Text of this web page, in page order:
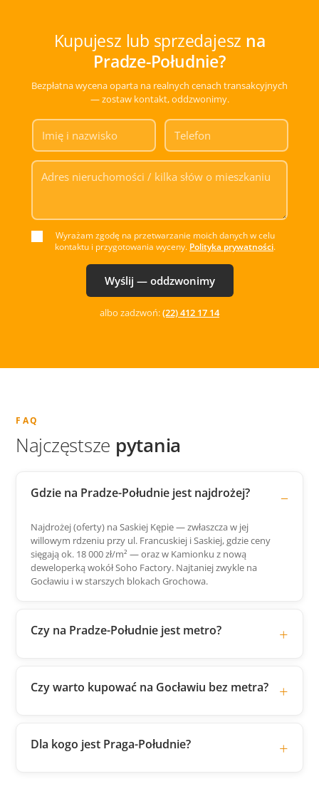
Kupujesz lub sprzedajesz na
Pradze-Południe?
Bezpłatna wycena oparta na realnych cenach transakcyjnych
— zostaw kontakt, oddzwonimy.
Wyrażam zgodę na przetwarzanie moich danych w celu
kontaktu i przygotowania wyceny. Polityka prywatności.
Wyślij — oddzwonimy
albo zadzwoń:(22) 412 17 14
FAQ
Najczęstsze pytania
Gdzie na Pradze-Południe jest najdrożej?
Najdrożej (oferty) na Saskiej Kępie — zwłaszcza w jej
willowym rdzeniu przy ul. Francuskiej i Saskiej, gdzie ceny
sięgają ok. 18 000 zł/m² — oraz w Kamionku z nową
deweloperką wokół Soho Factory. Najtaniej zwykle na
Gocławiu i w starszych blokach Grochowa.
Czy na Pradze-Południe jest metro?
Czy warto kupować na Gocławiu bez metra?
Dla kogo jest Praga-Południe?